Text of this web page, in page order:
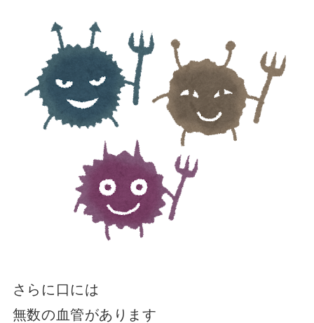
さらに口には
無数の血管があります